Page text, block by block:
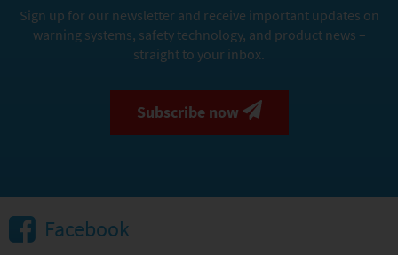
Sign up for our newsletter and receive important updates on
warning systems, safety technology, and product news –
straight to your inbox.
Subscribe now
Facebook